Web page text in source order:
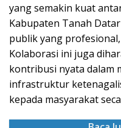
yang semakin kuat
Kabupaten Tanah
publik yang
Kolaborasi ini juga
kontribusi nyata dalam
infrastruktur
kepada masyarakat